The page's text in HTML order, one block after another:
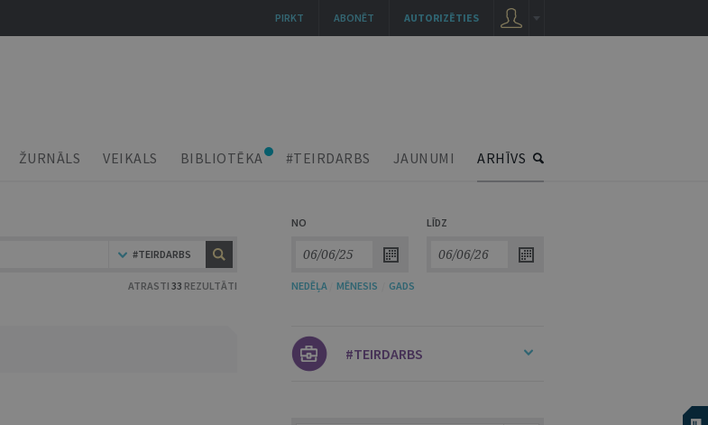
ŽURNĀLS VEIKALS BIBLIOTĒKA #TEIRDARBS JAUNUMI ARHĪVS
#TEIRDARBS
ATRASTI 33 REZULTĀTI
NO LĪDZ
NEDĒĻA MĒNESIS GADS
#TEIRDARBS
AUTORIZĒTIES
ABONĒT
PIRKT